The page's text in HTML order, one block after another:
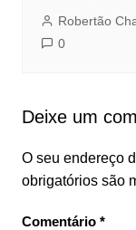
Robertão
0
Deixe um
O seu endereço
obrigatórios são
Comentário *